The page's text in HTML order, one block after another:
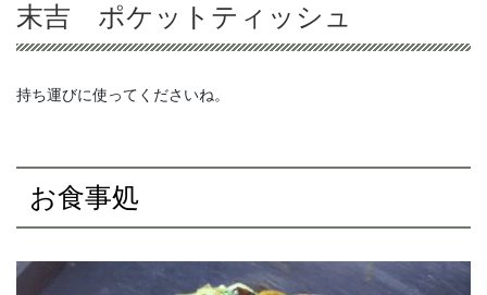
末吉 ポケットティッシュ
持ち運びに使ってくださいね。
お食事処